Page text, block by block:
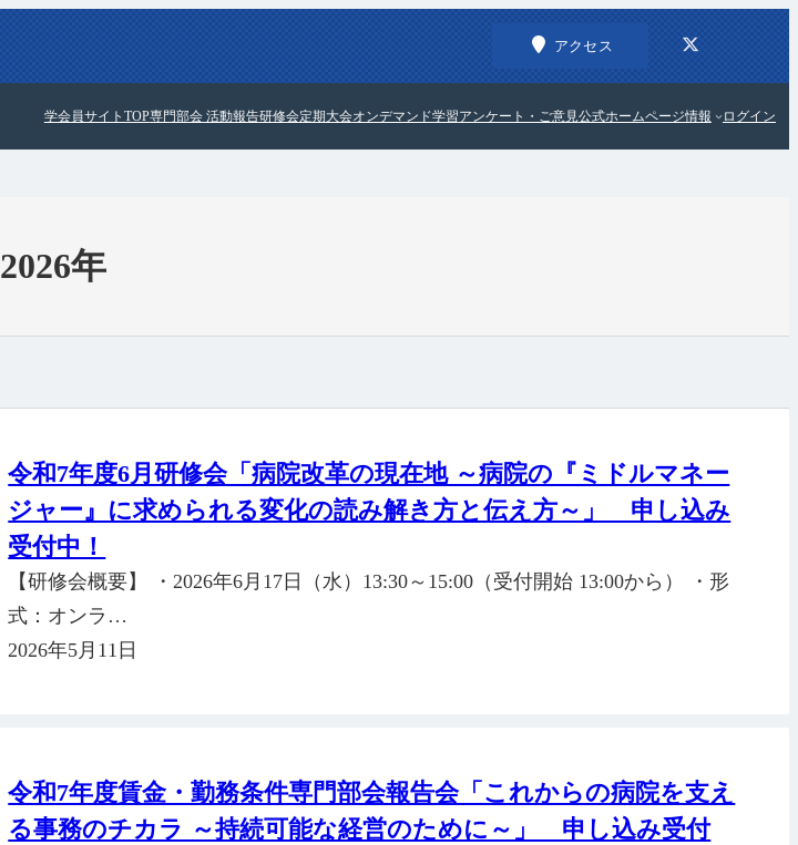
アクセス
学会員サイトTOP専門部会 活動報告研修会定期大会オンデマンド学習アンケート・ご意見 公式ホームページ情報 ログイン
2026年
令和7年度6月研修会「病院改革の現在地 ～病院の『ミドルマネー
ジャー』に求められる変化の読み解き方と伝え方～」 申し込み
受付中！
【研修会概要】 ・2026年6月17日（水）13:30～15:00（受付開始 13:00から） ・形
式：オンラ…
2026年5月11日
令和7年度賃金・勤務条件専門部会報告会「これからの病院を支え
る事務のチカラ ～持続可能な経営のために～」 申し込み受付